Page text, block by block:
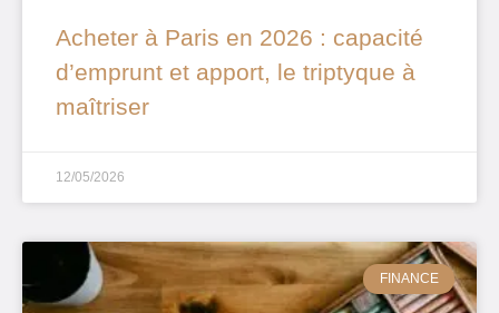
Acheter à Paris en 2026 : capacité
d’emprunt et apport, le triptyque à
maîtriser
12/05/2026
FINANCE